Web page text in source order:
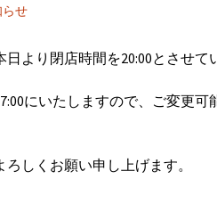
らせ
より閉店時間を20:00とさせて
にいたしますので、ご変更可
しくお願い申し上げます。